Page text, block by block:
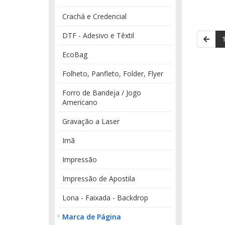
Crachá e Credencial
DTF - Adesivo e Têxtil
EcoBag
Folheto, Panfleto, Folder, Flyer
Forro de Bandeja / Jogo
Americano
Gravação a Laser
Imã
Impressão
Impressão de Apostila
Lona - Faixada - Backdrop
Marca de Página